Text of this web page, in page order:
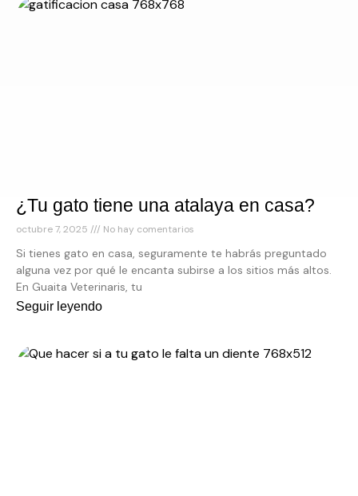
¿Tu gato tiene una atalaya en casa?
octubre 7, 2025 No hay comentarios
Si tienes gato en casa, seguramente te habrás preguntado
alguna vez por qué le encanta subirse a los sitios más altos.
En Guaita Veterinaris, tu
Seguir leyendo